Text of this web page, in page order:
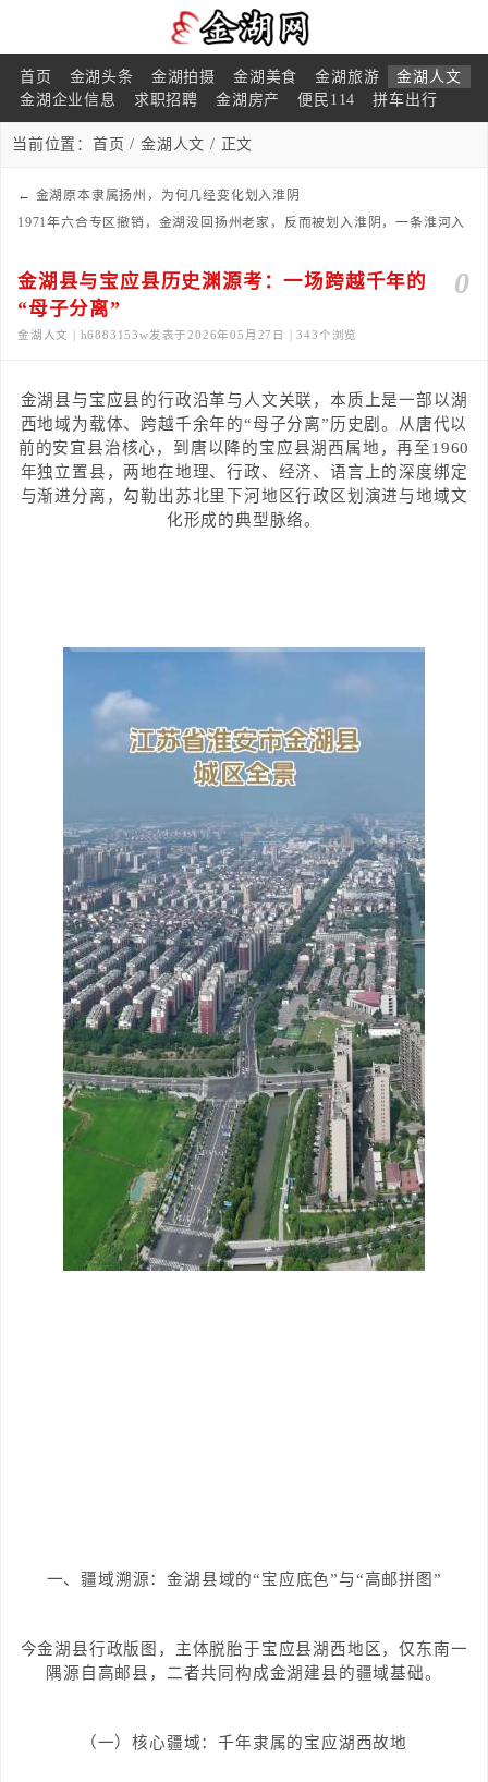
首页 金湖头条 金湖拍摄 金湖美食 金湖旅游
金湖人文
金湖企业信息
求职招聘 金湖房产 便民114 拼车出行
当前位置： 首页 /金湖人文 / 正文
← 金湖原本隶属扬州，为何几经变化划入淮阴
1971年六合专区撤销，金湖没回扬州老家，反而被划入淮阴，一条淮河入
0
金湖县与宝应县历史渊源考：一场跨越千年的
“母子分离”
金湖人文 | h6883153w发表于2026年05月27日 | 343个浏览
金湖县与宝应县的行政沿革与人文关联，本质上是一部以湖
西地域为载体、跨越千余年的“母子分离”历史剧。从唐代以
前的安宜县治核心，到唐以降的宝应县湖西属地，再至1960
年独立置县，两地在地理、行政、经济、语言上的深度绑定
与渐进分离，勾勒出苏北里下河地区行政区划演进与地域文
化形成的典型脉络。
一、疆域溯源：金湖县域的“宝应底色”与“高邮拼图”
今金湖县行政版图，主体脱胎于宝应县湖西地区，仅东南一
隅源自高邮县，二者共同构成金湖建县的疆域基础。
（一）核心疆域：千年隶属的宝应湖西故地